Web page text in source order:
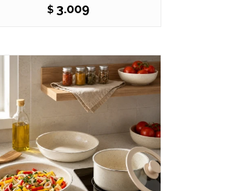
$ 3.009